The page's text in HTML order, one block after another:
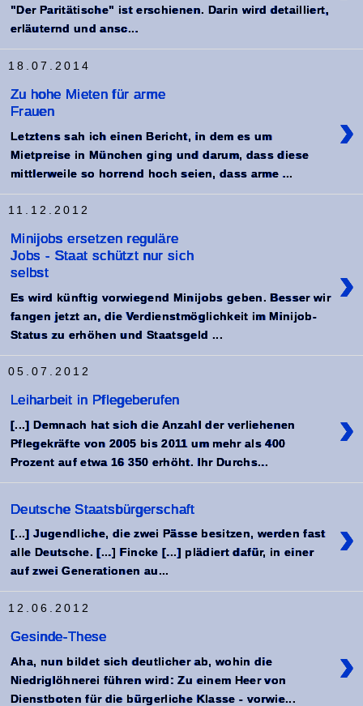
"Der Paritätische" ist erschienen. Darin wird detailliert,
erläuternd und ansc...
18.07.2014
Zu hohe Mieten für arme
Frauen
›
Letztens sah ich einen Bericht, in dem es um
Mietpreise in München ging und darum, dass diese
mittlerweile so horrend hoch seien, dass arme ...
11.12.2012
Minijobs ersetzen reguläre
Jobs - Staat schützt nur sich
selbst
›
Es wird künftig vorwiegend Minijobs geben. Besser wir
fangen jetzt an, die Verdienstmöglichkeit im Minijob-
Status zu erhöhen und Staatsgeld ...
05.07.2012
Leiharbeit in Pflegeberufen
›
[...] Demnach hat sich die Anzahl der verliehenen
Pflegekräfte von 2005 bis 2011 um mehr als 400
Prozent auf etwa 16 350 erhöht. Ihr Durchs...
Deutsche Staatsbürgerschaft
›
[...] Jugendliche, die zwei Pässe besitzen, werden fast
alle Deutsche. [...] Fincke [...] plädiert dafür, in einer
auf zwei Generationen au...
12.06.2012
Gesinde-These
›
Aha, nun bildet sich deutlicher ab, wohin die
Niedriglöhnerei führen wird: Zu einem Heer von
Dienstboten für die bürgerliche Klasse - vorwie...